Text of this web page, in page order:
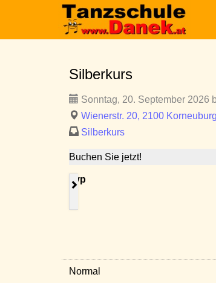
Silberkurs
Sonntag, 20. September 2026
Wienerstr. 20, 2100 Korneuburg
Silberkurs
Buchen Sie jetzt!
Typ
Normal